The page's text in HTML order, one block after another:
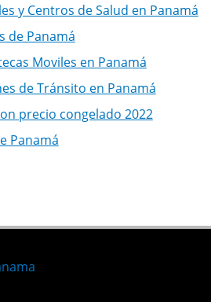
y Centros de Salud en Panamá
de Panamá
Moviles en Panamá
de Tránsito en Panamá
precio congelado 2022
Panamá